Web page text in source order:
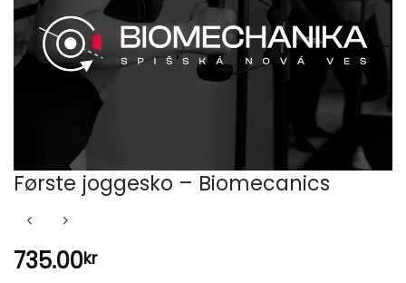
Første joggesko – Biomecanics
735.00kr